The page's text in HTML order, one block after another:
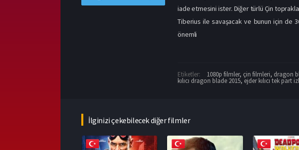
iade etmesini ister. Diğer türlü Çin
Tiberius ile savaşacak ve bunun için de
önemli
Etiketler: 1080p filmler, çin filmleri, dragon
kılıcı dragon blade 2015,ejder kılıcı tek part
İlginizi çekebilecek diğer filmler